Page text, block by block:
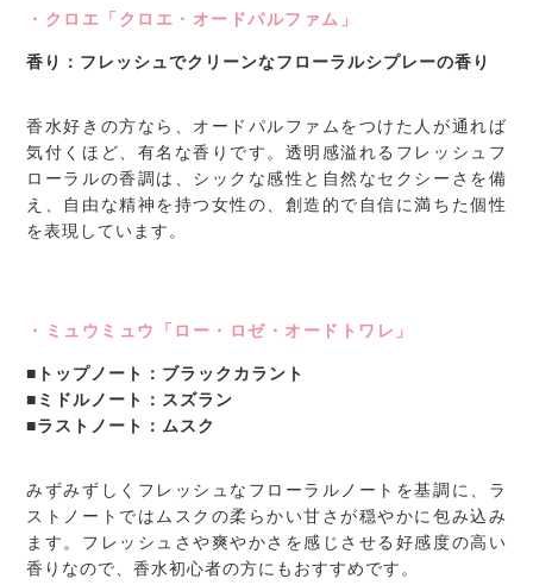
・クロエ「クロエ・オードパルファム」
香り：フレッシュでクリーンなフローラルシプレーの香り
香水好きの方なら、オードパルファムをつけた人が通れば
気付くほど、有名な香りです。透明感溢れるフレッシュフ
ローラルの香調は、シックな感性と自然なセクシーさを備
え、自由な精神を持つ女性の、創造的で自信に満ちた個性
を表現しています。
・ミュウミュウ「ロー・ロゼ・オードトワレ」
■トップノート：ブラックカラント
■ミドルノート：スズラン
■ラストノート：ムスク
みずみずしくフレッシュなフローラルノートを基調に、ラ
ストノートではムスクの柔らかい甘さが穏やかに包み込み
ます。フレッシュさや爽やかさを感じさせる好感度の高い
香りなので、香水初心者の方にもおすすめです。